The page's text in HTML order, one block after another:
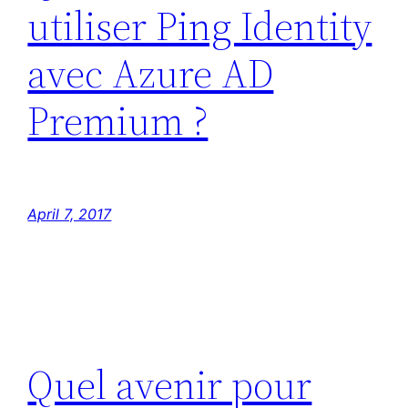
utiliser Ping Identity
avec Azure AD
Premium ?
April 7, 2017
Quel avenir pour